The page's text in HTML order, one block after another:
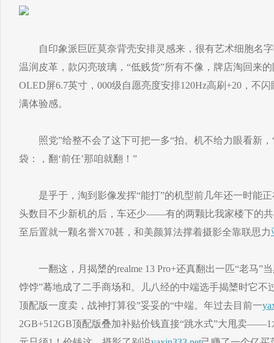
自印象派巨匠莫奈背壳安排灵感来，很有艺术细胞名字
温润皮革，款闪亮玻璃，“低贱货”所有不像，牌店淘回来
OLED屏6.7英寸，000级自愿亮度安排120Hz高刷+20，不
满体验感。
照党”给整不会了这下可把一多“拍。机不给力眼看新，
袋：，翻‘前任’那咱就翻！”
是乎于，淘到影像发挥“能打”的机型前几年还一时能正
头数目不少新机的后，车还少——有的两颗比我家楼下的共
至后置就一颗名誉X70甚，和美颜算法撑着摄影全靠联思力
一翻这，月揭橥的realme 13 Pro+还真翻出一匹“老马”
饽饽”蓦地成了二手商场和。儿八经的中端选手揭橥时它不
顶配版一度卖，战神打算役”妥妥的“中端。年过去目前一
2GB+512GB顶配版叠加补贴价钱直接“跳水式”大甩卖——1